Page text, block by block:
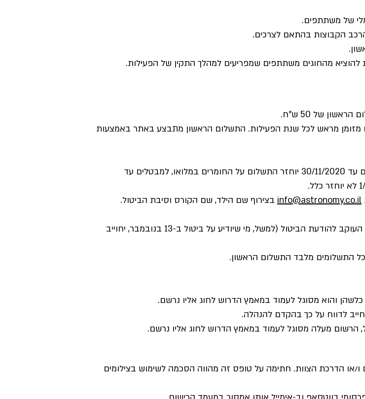
או מזומן מראש לכל שנת הפעילות. התשלום הראשון מתבצע באתר באמצעות
5. החזר כספי עבור החומרים יתבצע באופן הבא: למבטלים עד 30/11/2020 יוחזר התשלום על החומרים במלואו, למבטלים עד
info@astronomy.co.il בצירוף שם הילד, שם הקורס וסיבת הביטול.
8 .הפסקת הגבייה ו/או ההחזר הכספי יחולו החל מהחודש העוקב להודעת הביטול (למשל, מי שיודיע על ביטול ב-13 בנובמבר, יחוייב
לדווח על כך בהקדם להנהלה.
ו/או הדרכת הצוות. חתימה על טופס זה מהווה הסכמה לשימוש בצילומים